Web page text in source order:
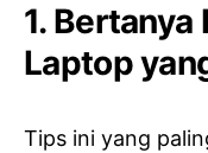
1. Bertanya
Laptop
Tips ini yang